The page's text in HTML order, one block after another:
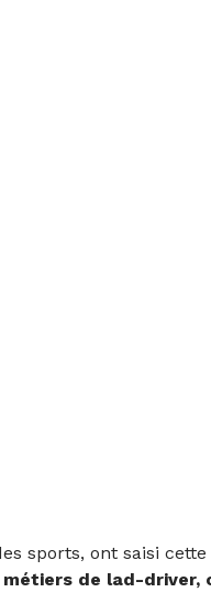
sports, ont saisi
métiers de lad-driver,